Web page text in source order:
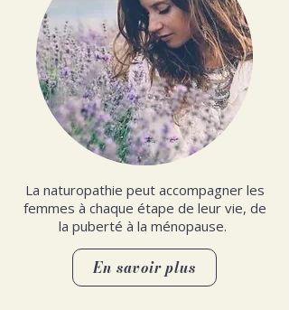
La naturopathie peut accompagner les
femmes à chaque étape de leur vie, de
la puberté à la ménopause.
En savoir plus